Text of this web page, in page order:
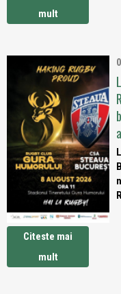
mult
Citeste mai
mult